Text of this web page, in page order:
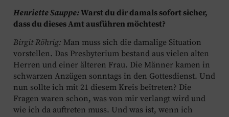
Henriette Sauppe:Warst du dir damals sofort sicher,
dass du dieses Amt ausführen möchtest?
Birgit Röhrig: Man muss sich die damalige Situation
vorstellen. Das Presbyterium bestand aus vielen alten
Herren und einer älteren Frau. Die Männer kamen in
schwarzen Anzügen sonntags in den Gottesdienst. Und
nun sollte ich mit 21 diesem Kreis beitreten? Die
Fragen waren schon, was von mir verlangt wird und
wie ich da auftreten muss. Und was ist, wenn ich